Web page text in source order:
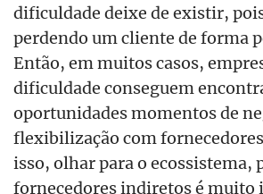
dificuldade deixe de existir,
perdendo um cliente de forma
Então, em muitos casos,
dificuldade conseguem
oportunidades momentos de
flexibilização com
isso, olhar para o ecossistema,
fornecedores indiretos é muito